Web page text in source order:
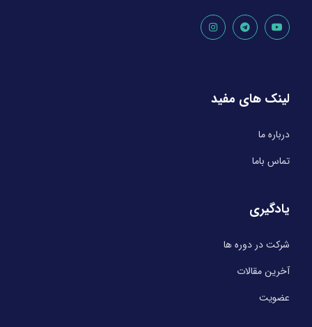
لینک های مفید
درباره ما
تماس باما
یادگیری
شرکت در دوره ها
آخرین مقالات
عضویت